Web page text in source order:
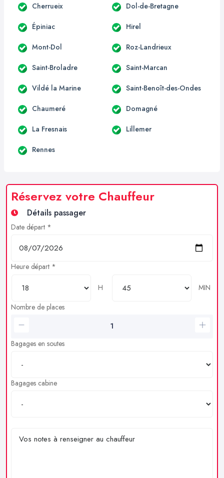
Cherrueix Dol-de-Bretagne
Épiniac Hirel
Mont-Dol Roz-Landrieux
Saint-Broladre Saint-Marcan
Vildé la Marine Saint-Benoît-des-Ondes
Chaumeré Domagné
La Fresnais Lillemer
Rennes
Réservez votre Chauffeur
Détails passager
Date départ *
Heure départ *
H
MIN
Nombre de places
Bagages en soutes
Bagages cabine